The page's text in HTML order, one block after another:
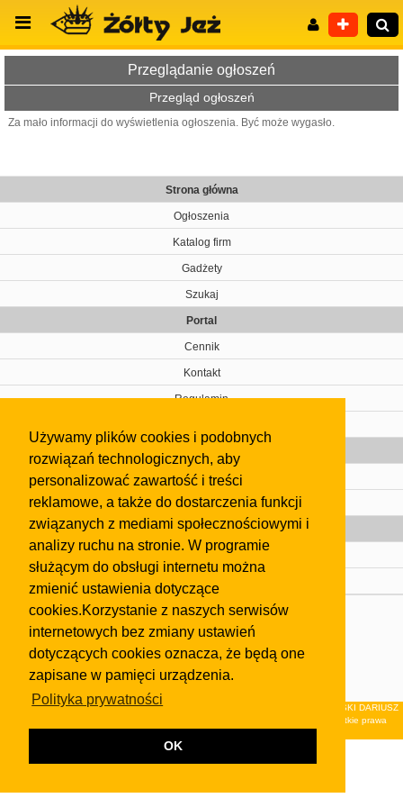
Używamy plików cookies i podobnych
rozwiązań technologicznych, aby
personalizować zawartość i treści
reklamowe, a także do dostarczenia funkcji
związanych z mediami społecznościowymi i
analizy ruchu na stronie. W programie
służącym do obsługi internetu można
zmienić ustawienia dotyczące
cookies.Korzystanie z naszych serwisów
internetowych bez zmiany ustawień
dotyczących cookies oznacza, że będą one
zapisane w pamięci urządzenia.
Polityka prywatności
OK
Przeglądanie ogłoszeń
Przegląd ogłoszeń
Za mało informacji do wyświetlenia ogłoszenia. Być może wygasło.
Strona główna
Ogłoszenia
Katalog firm
Gadżety
Szukaj
Portal
Cennik
Kontakt
Regulamin
Gazeta
Olkusz
Kontakt
Strefa dla biznesu
Biura nieruchomości
Dealerzy i autokomisy
Skontaktuj się z nami
regulaminuiPolityki Prywatności.
Klauzula FB
© 2026Wydawnictwo NEON sp. z o.o. (dawniej: FIRMA NEON MAREK KLUCZEWSKI DARIUSZ
KRAWCZYK s.c.) z siedzibą w Olkuszu, ul.Żuradzka 15, 32-300 Olkusz . Wszystkie prawa